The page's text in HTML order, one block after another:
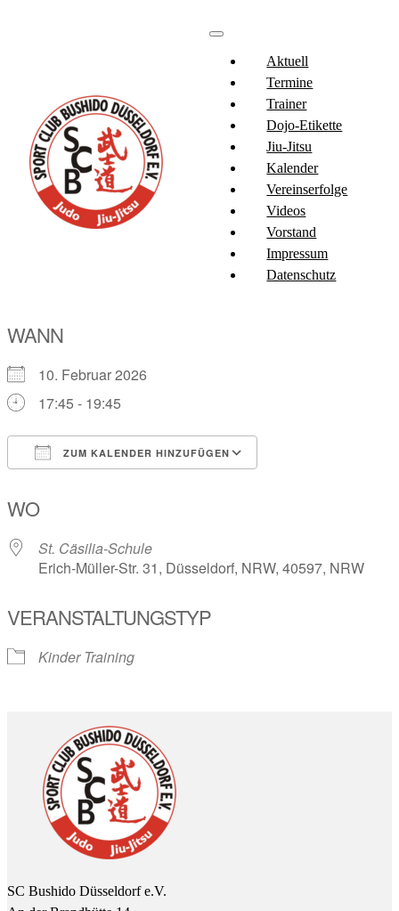
Aktuell
Termine
Trainer
Dojo-Etikette
Jiu-Jitsu
Kalender
Vereinserfolge
Videos
Vorstand
Impressum
Datenschutz
WANN
10. Februar 2026
17:45 - 19:45
ZUM KALENDER HINZUFÜGEN
WO
St. Cäsilia-Schule
Erich-Müller-Str. 31, Düsseldorf, NRW, 40597, NRW
VERANSTALTUNGSTYP
Kinder Training
SC Bushido Düsseldorf e.V.